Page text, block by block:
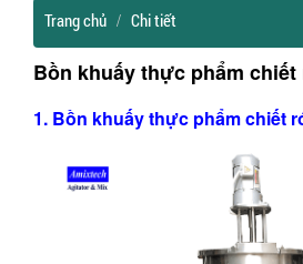
Trang chủ Chi tiết
Bồn khuấy thực phẩm chiết
1. Bồn khuấy thực phẩm chiết